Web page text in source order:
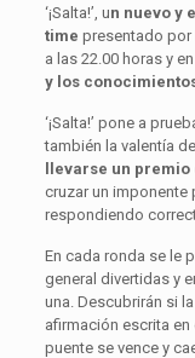
‘¡Salta!’, un nuevo y
time presentado por
a las 22.00 horas y
y los
‘¡Salta!’ pone a
también la valentía
llevarse un premio
cruzar un imponente
respondiendo
En cada ronda se le
general divertidas y
una. Descubrirán si
afirmación escrita
puente se vence y